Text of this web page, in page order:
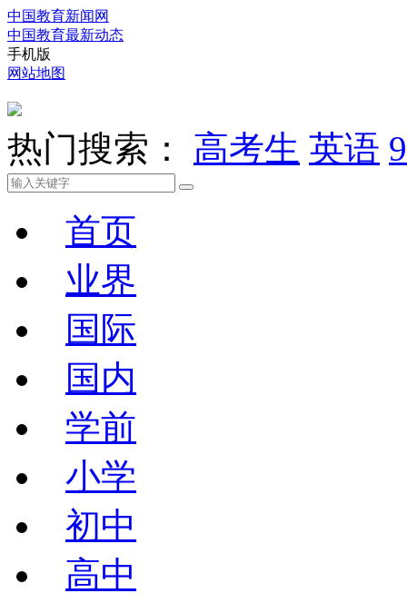
中国教育新闻网
中国教育最新动态
手机版
网站地图
热门搜索： 高考生 英语
首页
业界
国际
国内
学前
小学
初中
高中